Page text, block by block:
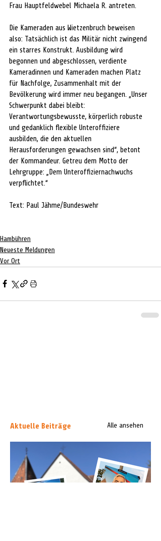
Frau Hauptfeldwebel Michaela R. antreten.
Die Kameraden aus Wietzenbruch beweisen
also: Tatsächlich ist das Militär nicht zwingend
ein starres Konstrukt. Ausbildung wird
begonnen und abgeschlossen, verdiente
Kameradinnen und Kameraden machen Platz
für Nachfolge, Zusammenhalt mit der
Bevölkerung wird immer neu begangen. „Unser
Schwerpunkt dabei bleibt:
Verantwortungsbewusste, körperlich robuste
und gedanklich flexible Unteroffiziere
ausbilden, die den aktuellen
Herausforderungen gewachsen sind“, betont
der Kommandeur. Getreu dem Motto der
Lehrgruppe: „Dem Unteroffiziernachwuchs
verpflichtet.“
Text: Paul Jähme/Bundeswehr
Hambühren
Neueste Meldungen
Vor Ort
Aktuelle Beiträge Alle ansehen